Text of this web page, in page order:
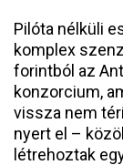
Pilóta nélküli
komplex
forintból az
konzorcium,
vissza nem
nyert el –
létrehoztak